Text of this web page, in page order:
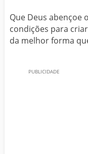
Que Deus abençoe
condições para
da melhor forma